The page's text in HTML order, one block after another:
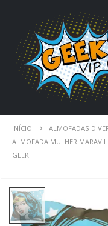
INÍCIO ALMOFADAS
ALMOFADA MULHER
GEEK